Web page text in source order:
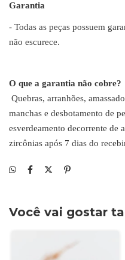
Garantia
- Todas as peças possuem
não escurece.
O que a garantia não cobre?
Quebras, arranhões,
manchas e desbotamento de
esverdeamento decorrente de
zircônias após 7 dias do
Você vai gostar